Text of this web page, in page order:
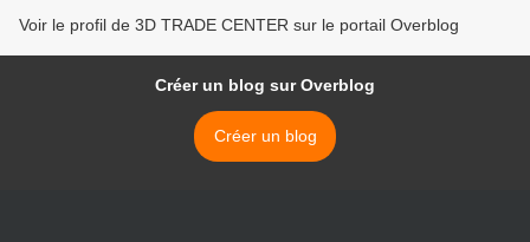
Voir le profil de 3D TRADE CENTER sur le portail Overblog
Créer un blog sur Overblog
Créer un blog